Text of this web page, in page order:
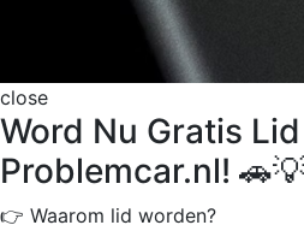
close
Word Nu Gratis
Problemcar.nl!
👉 Waarom lid worden?